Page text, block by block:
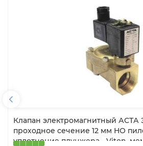
Клапан электромагнитный АСТА
проходное сечение 12 мм НО
уплотнение плунжера - Viton,